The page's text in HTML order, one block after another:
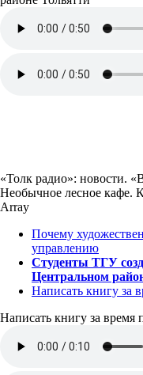
«Толк радио»: новости.
Необычное лесное кафе.
Array
Почему
управлению
Студенты ТГУ
Центральном
Написать книгу за
Написать книгу за время